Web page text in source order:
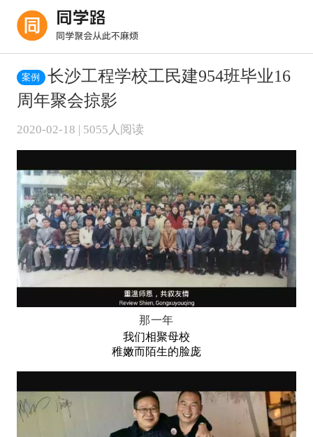
案例
长沙工程学校工民建954班毕业16
周年聚会掠影
2020-02-18 | 5055人阅读
那一年
我们相聚母校
稚嫩而陌生的脸庞